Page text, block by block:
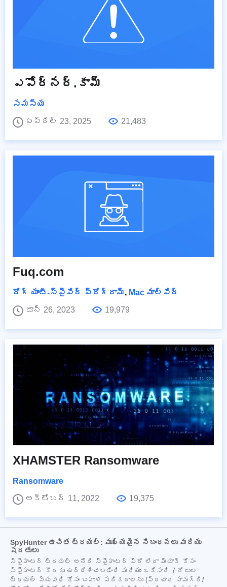
ఎపోర్నర్.కామ్
సమస్య
ఏప్రిల్ 23, 2025
21,483
Fuq.com
రోగ్ యాంటీ-స్పైవేర్ ప్రోగ్రామ్, Mac మాల్వేర్
జూన్ 26, 2023
19,979
XHAMSTER Ransomware
Ransomware
అక్టోబర్ 11, 2022
19,375
SpyHunter ఉచిత ట్రయల్: ముఖ్యమైన నిబంధనలు మరియు
షరతులు
స్పైహంటర్ ట్రయల్ అనేది స్పైహంటర్ ప్రో లేదా మ్యాక్ కోసం
స్పైహంటర్ కొరకు ఉద్దేశించబడింది మరియు ఒకేసారి 7-రోజుల
ట్రయల్ వ్యవధి కోసం బహుళ పరికరాలను (ప్రచార సామగ్రి/